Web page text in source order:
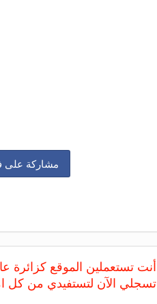
مشاركة على
أنت تستعملين الموقع كزائرة
تسجلي الآن لتستفيدي من كل